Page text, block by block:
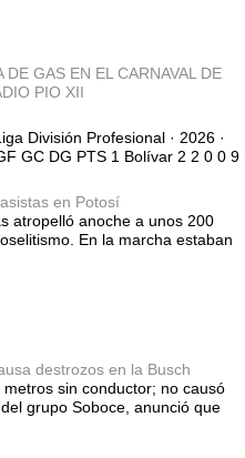
GAS EN EL CARNAVAL DE
PIO XII
División Profesional · 2026 ·
GC DG PTS 1 Bolívar 2 2 0 0 9
en Potosí
atropelló anoche a unos 200
En la marcha estaban
destrozos en la Busch
sin conductor; no causó
grupo Soboce, anunció que